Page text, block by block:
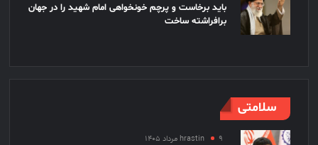
باید برخاست و پرچم خونخواهی امام شهید را در جهان
برافراشته ساخت
سلامتی
hrastin ۹ مرداد ۱۴۰۵